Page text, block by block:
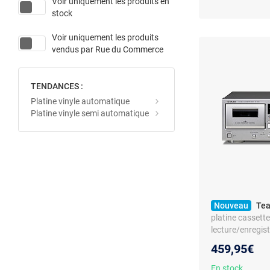
stock
Voir uniquement les produits
vendus par Rue du Commerce
TENDANCES :
Platine vinyle automatique
Platine vinyle semi automatique
Nouveau
platine
lecture/
RCA
459,95€